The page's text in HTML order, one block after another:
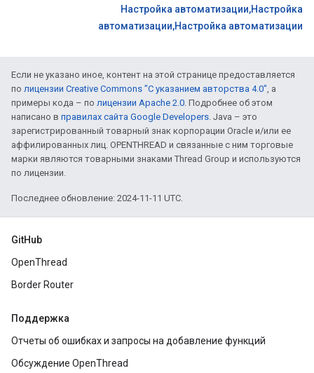
Настройка автоматизации,Настройка
автоматизации,Настройка автоматизации
Если не указано иное, контент на этой странице предоставляется
по лицензии Creative Commons "С указанием авторства 4.0", а
примеры кода – по лицензии Apache 2.0. Подробнее об этом
написано в правилах сайта Google Developers. Java – это
зарегистрированный товарный знак корпорации Oracle и/или ее
аффилированных лиц. OPENTHREAD и связанные с ним торговые
марки являются товарными знаками Thread Group и используются
по лицензии.
Последнее обновление: 2024-11-11 UTC.
GitHub
OpenThread
Border Router
Поддержка
Отчеты об ошибках и запросы на добавление функций
Обсуждение OpenThread